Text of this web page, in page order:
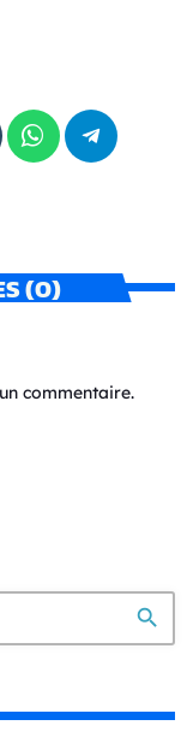
(0)
commentaire.
search